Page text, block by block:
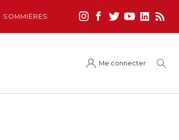
SOMMIÈRES
Me connecter